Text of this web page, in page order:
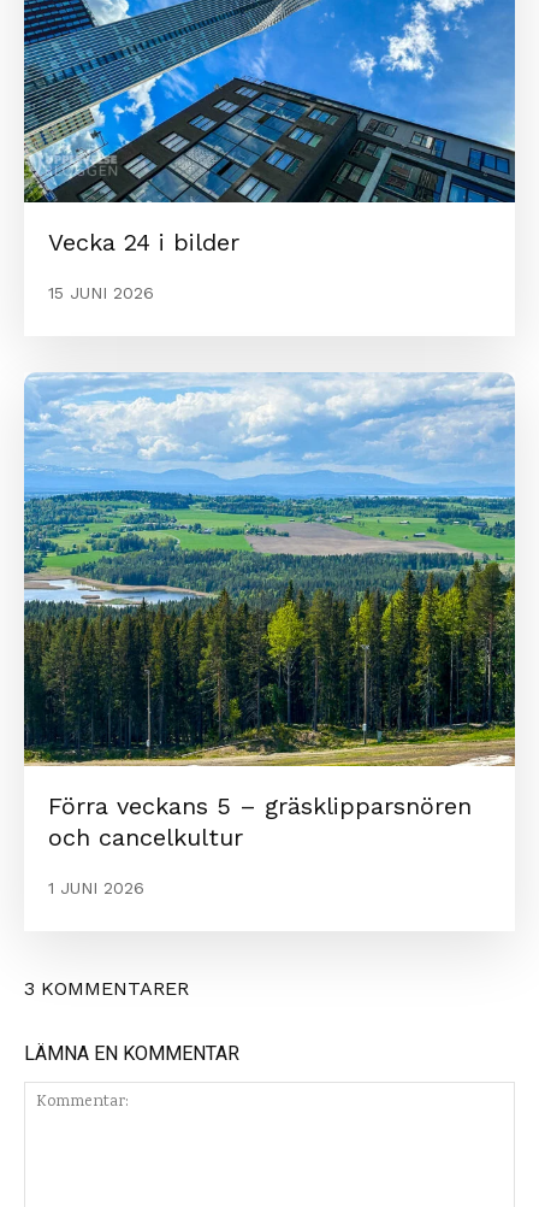
Vecka 24 i bilder
15 JUNI 2026
Förra veckans 5 – gräsklipparsnören
och cancelkultur
1 JUNI 2026
3 KOMMENTARER
LÄMNA EN KOMMENTAR